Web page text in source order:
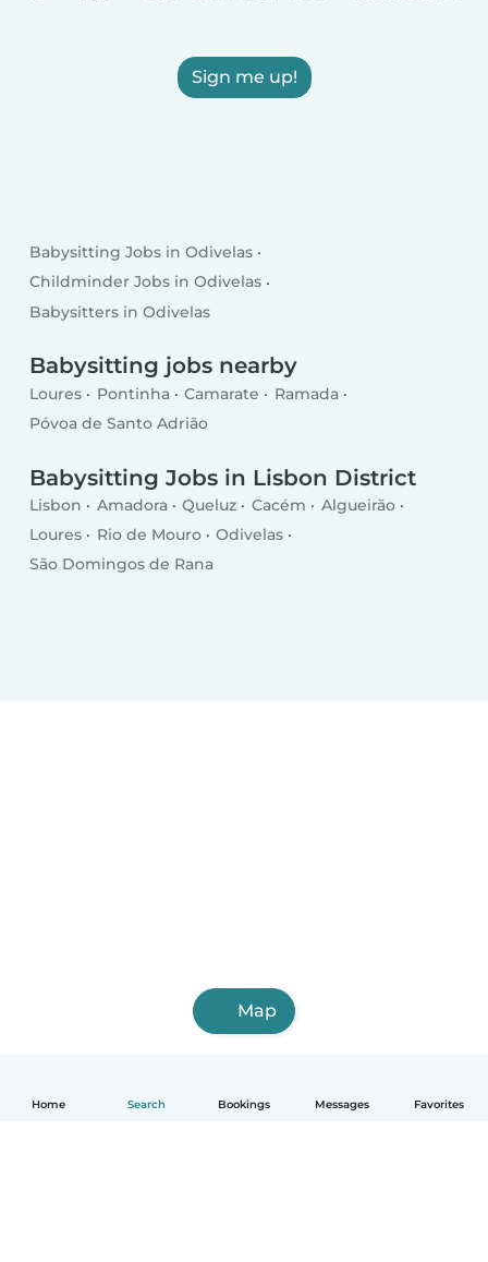
Home Search Bookings Messages Favorites
Sign me up!
Babysitting Jobs in Odivelas
Childminder Jobs in Odivelas
Babysitters in Odivelas
Babysitting jobs nearby
Loures Pontinha Camarate
Ramada
Póvoa de Santo Adrião
Babysitting Jobs in Lisbon District
Lisbon Amadora Queluz Cacém
Algueirão
Loures
Rio de Mouro
Odivelas
São Domingos de Rana
Map